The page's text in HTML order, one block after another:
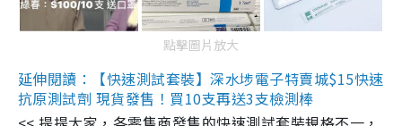
點擊圖片放大
延伸閱讀：【快速測試套裝】深水埗電子特賣城$15快速
抗原測試劑 現貨發售！買10支再送3支檢測棒